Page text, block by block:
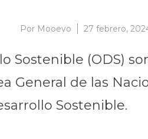
Por Mooevo 27 febrero,
Sostenible (ODS)
General de las
Sostenible.